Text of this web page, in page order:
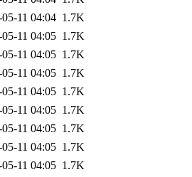
11 04:04 1.7K
11 04:05 1.7K
11 04:05 1.7K
11 04:05 1.7K
11 04:05 1.7K
11 04:05 1.7K
11 04:05 1.7K
11 04:05 1.7K
11 04:05 1.7K